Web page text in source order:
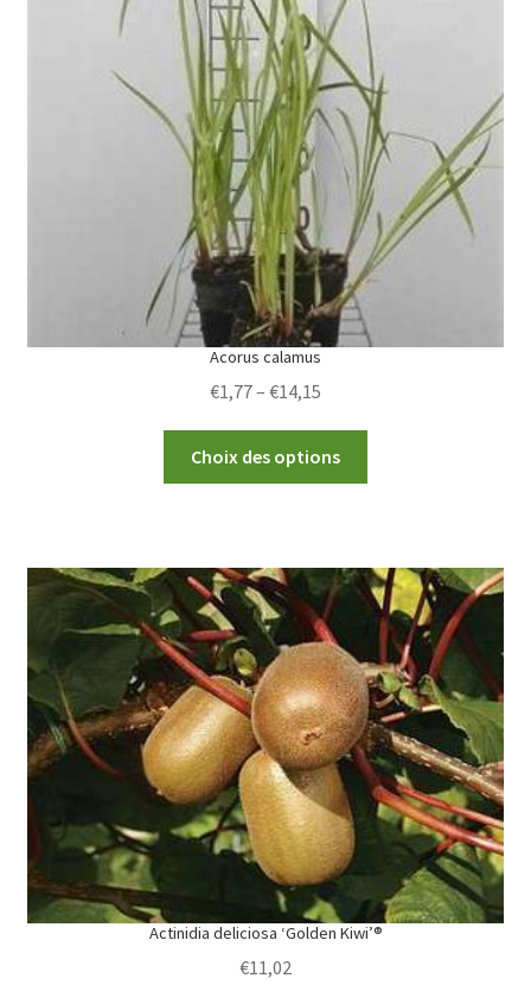
The
options
may
be
chosen
on
the
product
page
Acorus calamus
€1,77– €14,15
€1,77
through
Choix des options
The
options
may
be
chosen
on
the
product
page
Actinidia deliciosa ‘Golden Kiwi’®
€11,02